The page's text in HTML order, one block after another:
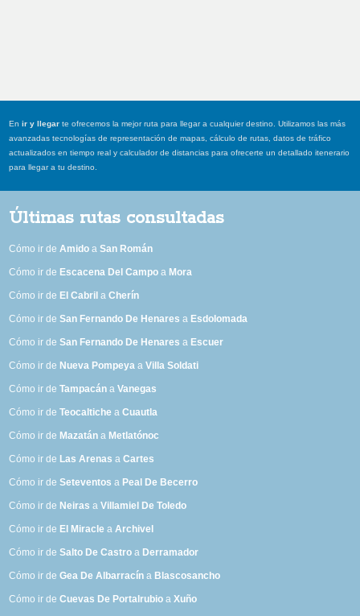
Enir y llegar te ofrecemos la mejor ruta para llegar a cualquier destino. Utilizamos las más
avanzadas tecnologías de representación de mapas, cálculo de rutas, datos de tráfico
actualizados en tiempo real y calculador de distancias para ofrecerte un detallado itenerario
para llegar a tu destino.
Últimas rutas consultadas
Cómo ir deAmido aSan Román
Cómo ir de Escacena Del Campo a Mora
Cómo ir de El Cabril aCherín
Cómo ir deSan Fernando De Henares a Esdolomada
Cómo ir deSan Fernando De Henares a Escuer
Cómo ir de Nueva Pompeya aVilla Soldati
Cómo ir deTampacán aVanegas
Cómo ir deTeocaltiche aCuautla
Cómo ir de Mazatán a Metlatónoc
Cómo ir de Las Arenas aCartes
Cómo ir deSeteventos a Peal De Becerro
Cómo ir de Neiras aVillamiel De Toledo
Cómo ir de El Miracle aArchivel
Cómo ir deSalto De Castro a Derramador
Cómo ir deGea De Albarracín a Blascosancho
Cómo ir deCuevas De Portalrubio aXuño